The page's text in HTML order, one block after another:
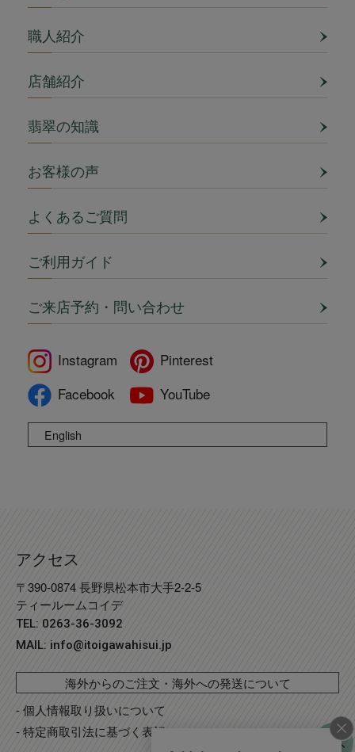
職人紹介
店舗紹介
翡翠の知識
お客様の声
よくあるご質問
ご利用ガイド
ご来店予約・問い合わせ
Instagram
Pinterest
Facebook
YouTube
English
アクセス
〒390-0874 長野県松本市大手2-2-5
ティールームコイデ
TEL: 0263-36-3092
MAIL: info@itoigawahisui.jp
海外からのご注文・海外への発送について
- 個人情報取り扱いについて
- 特定商取引法に基づく表記